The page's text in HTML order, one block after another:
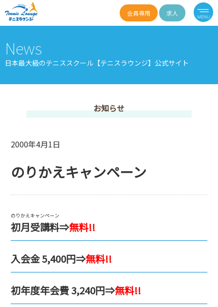
会員専用 求人
News
日本最大級のテニススクール【テニスラウンジ】公式サイト
お知らせ
2000年4月1日
のりかえキャンペーン
のりかえキャンペーン
初月受講料⇒無料!!
入会金 5,400円⇒無料!!
初年度年会費 3,240円⇒無料!!